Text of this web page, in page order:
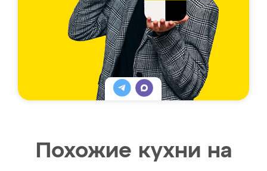
Похожие кухни на